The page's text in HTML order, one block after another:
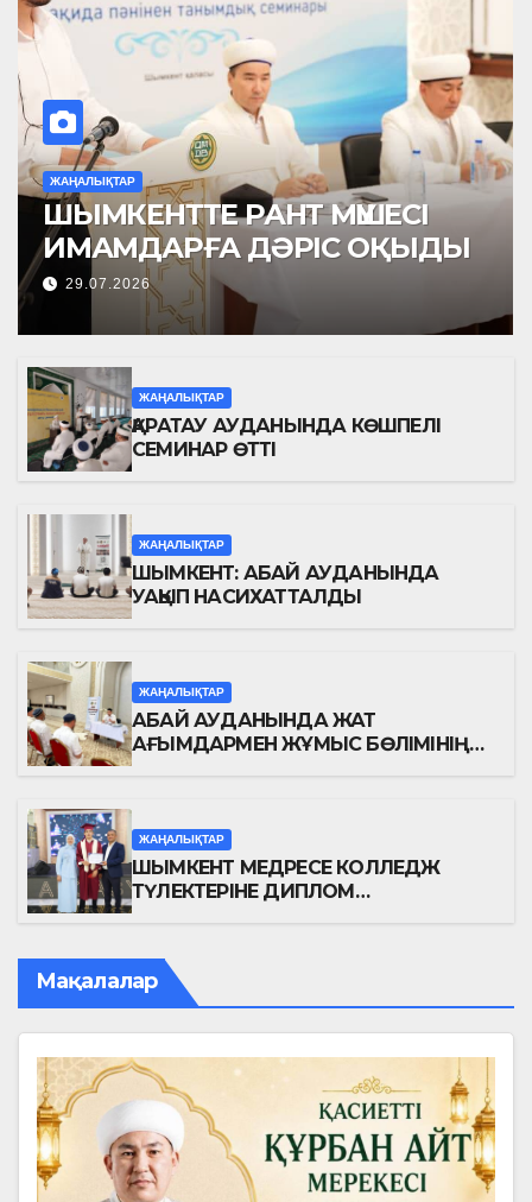
ЖАҢАЛЫҚТАР
ШЫМКЕНТТЕ РАНТ МҮШЕСІ
ИМАМДАРҒА ДӘРІС ОҚЫДЫ
29.07.2026
ЖАҢАЛЫҚТАР
ҚАРАТАУ АУДАНЫНДА КӨШПЕЛІ
СЕМИНАР ӨТТІ
ЖАҢАЛЫҚТАР
ШЫМКЕНТ: АБАЙ АУДАНЫНДА
УАҚЫП НАСИХАТТАЛДЫ
ЖАҢАЛЫҚТАР
АБАЙ АУДАНЫНДА ЖАТ
АҒЫМДАРМЕН ЖҰМЫС БӨЛІМІНІҢ
ЖАҢАЛЫҚТАР
ШЫМКЕНТ МЕДРЕСЕ КОЛЛЕДЖ
ТҮЛЕКТЕРІНЕ ДИПЛОМ
Мақалалар